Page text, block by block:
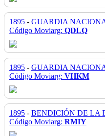
1895 - GUARDIA
Código Moviarg: QDLQ
1895 - GUARDIA
Código Moviarg: VHKM
1895 - BENDICIÓN DE LA
Código Moviarg: RMIY